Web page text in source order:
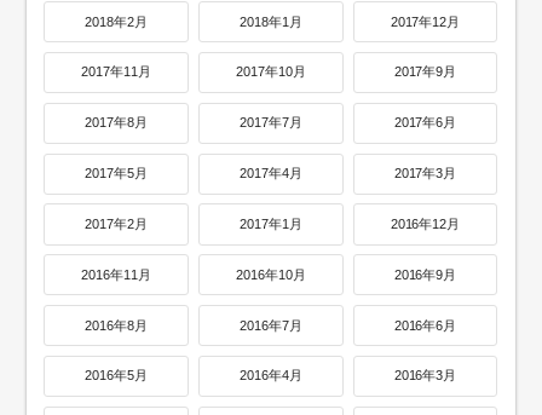
2018年2月 2018年1月 2017年12月
2017年11月 2017年10月 2017年9月
2017年8月 2017年7月 2017年6月
2017年5月 2017年4月 2017年3月
2017年2月 2017年1月 2016年12月
2016年11月 2016年10月 2016年9月
2016年8月 2016年7月 2016年6月
2016年5月 2016年4月 2016年3月